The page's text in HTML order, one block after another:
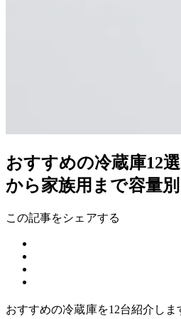
おすすめの冷蔵庫12
から家族用まで容量
この記事をシェアする
おすすめの冷蔵庫を12台紹介し